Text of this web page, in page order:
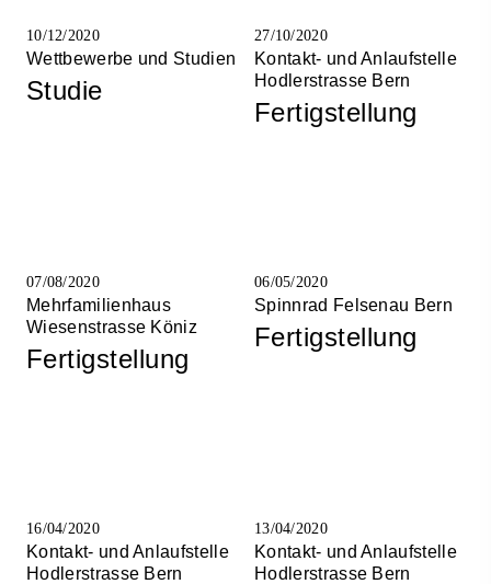
10/12/2020
Wettbewerbe und Studien
Studie
27/10/2020
Kontakt- und Anlaufstelle
Hodlerstrasse Bern
Fertigstellung
07/08/2020
Mehrfamilienhaus
Wiesenstrasse Köniz
Fertigstellung
06/05/2020
Spinnrad Felsenau Bern
Fertigstellung
16/04/2020
Kontakt- und Anlaufstelle
Hodlerstrasse Bern
13/04/2020
Kontakt- und Anlaufstelle
Hodlerstrasse Bern